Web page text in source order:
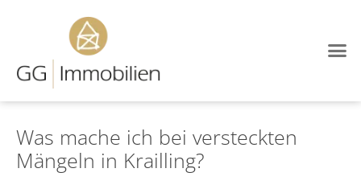
Was mache ich bei versteckten
Mängeln in Krailling?